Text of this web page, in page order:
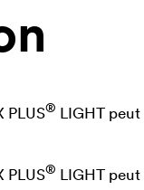
PLUS® LIGHT
PLUS® LIGHT